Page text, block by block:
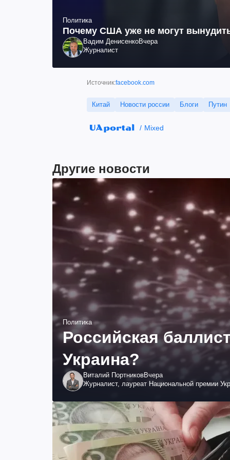
Политика
Почему США уже не могут
Вадим ДенисенкоВчера
Журналист
Источник:facebook.com
Китай Новости россии Блоги Путин
Mixed
Другие новости
Политика
Российская
Украина?
Виталий ПортниковВчера
Журналист, лауреат Национальной премии